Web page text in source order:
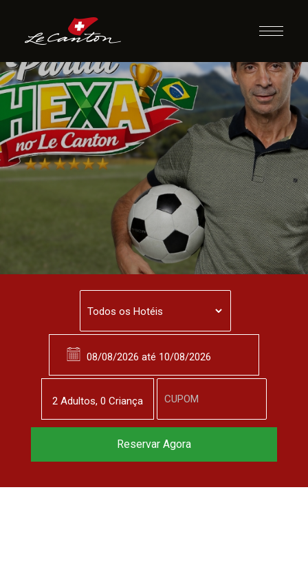
Le Canton Fan
Fest com Mauro
Galvão
2 Adultos, 0 Criança
Reservar Agora